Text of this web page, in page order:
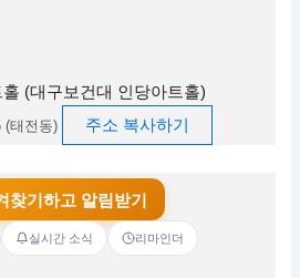
(대구보건대 인당아트홀)
(태전동) 주소 복사하기
찾기하고 알림받기
실시간 소식 리마인더